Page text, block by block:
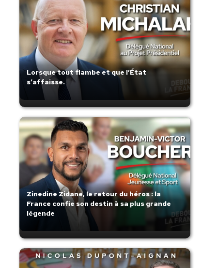
Lorsque tout flambe et que l’État
s’affaisse.
Zinedine Zidane, le retour du héros : la
France confie son destin à sa plus grande
légende